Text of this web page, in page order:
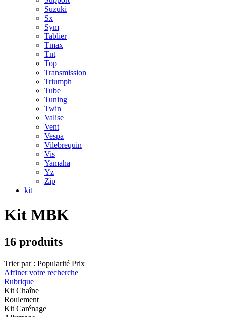
Suzuki
Sx
Sym
Tablier
Tmax
Tnt
Top
Transmission
Triumph
Tube
Tuning
Twin
Valise
Vent
Vespa
Vilebrequin
Vis
Yamaha
Yz
Zip
kit
Kit MBK
16 produits
Trier par : Popularité Prix
Affiner votre recherche
Rubrique
Kit Chaîne
Roulement
Kit Carénage